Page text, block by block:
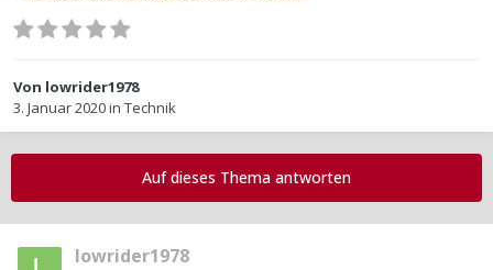
Von lowrider1978
3. Januar 2020in Technik
Auf dieses Thema antworten
lowrider1978